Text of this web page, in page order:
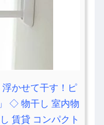
浮かせて干す！ピ
◇ 物干し 室内物
賃貸 コンパクト